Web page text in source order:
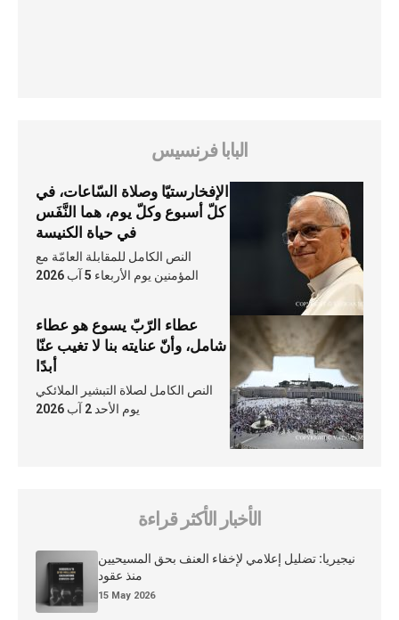
البابا فرنسيس
الإفخارستيّا وصلاة السّاعات، في
كلّ أسبوع وكلّ يوم، هما النَّفَس
في حياة الكنيسة
النص الكامل للمقابلة العامّة مع
المؤمنين يوم الأربعاء 5 آب 2026
عطاء الرّبّ يسوع هو عطاء
شامل، وأنّ عنايته بنا لا تغيب عنّا
أبدًا
النص الكامل لصلاة التبشير الملائكي
يوم الأحد 2 آب 2026
الأخبار الأكثر قراءة
نيجيريا: تضليل إعلامي لإخفاء العنف بحق المسيحيين
منذ عقود
15 May 2026